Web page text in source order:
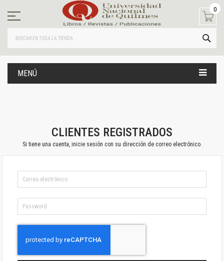
contenido
0
MENÚ
CLIENTES REGISTRADOS
Si tiene una cuenta, inicie sesión con su dirección de correo electrónico.